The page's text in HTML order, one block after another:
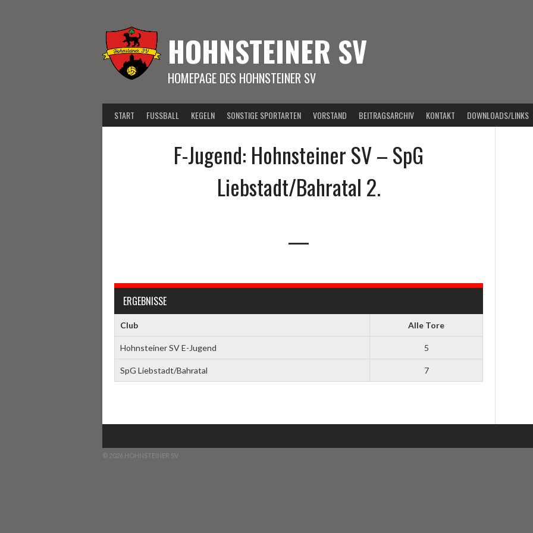
HOHNSTEINER SV
HOMEPAGE DES HOHNSTEINER SV
START FUSSBALL KEGELN SONSTIGE SPORTARTEN VORSTAND BEITRAGSARCHIV KONTAKT DOWNLOADS/LINKS
F-Jugend: Hohnsteiner SV – SpG
Liebstadt/Bahratal 2.
—
ERGEBNISSE
Club Alle Tore
Hohnsteiner SV E-Jugend 5
SpG Liebstadt/Bahratal 7
© 2026 HOHNSTEINER SV